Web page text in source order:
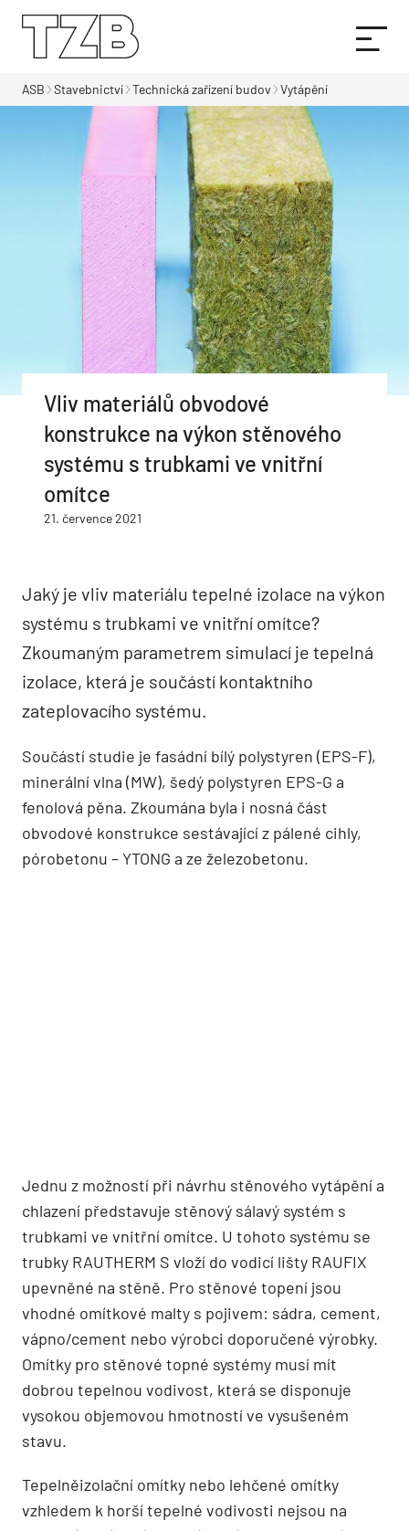
ASB Stavebnictví Technická zařízení budov Vytápění
Vliv materiálů obvodové
konstrukce na výkon stěnového
systému s trubkami ve vnitřní
omítce
21. července 2021
Jaký je vliv materiálu tepelné izolace na výkon
systému s trubkami ve vnitřní omítce?
Zkoumaným parametrem simulací je tepelná
izolace, která je součástí kontaktního
zateplovacího systému.
Součástí studie je fasádní bílý polystyren (EPS-F),
minerální vlna (MW), šedý polystyren EPS-G a
fenolová pěna. Zkoumána byla i nosná část
obvodové konstrukce sestávající z pálené cihly,
pórobetonu – YTONG a ze železobetonu.
Jednu z možností při návrhu stěnového vytápění a
chlazení představuje stěnový sálavý systém s
trubkami ve vnitřní omítce. U tohoto systému se
trubky RAUTHERM S vloží do vodicí lišty RAUFIX
upevněné na stěně. Pro stěnové topení jsou
vhodné omítkové malty s pojivem: sádra, cement,
vápno/cement nebo výrobci doporučené výrobky.
Omítky pro stěnové topné systémy musí mít
dobrou tepelnou vodivost, která se disponuje
vysokou objemovou hmotností ve vysušeném
stavu.
Tepelněizolační omítky nebo lehčené omítky
vzhledem k horší tepelné vodivosti nejsou na